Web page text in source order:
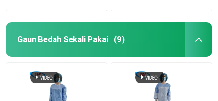
Gaun Bedah Sekali Pakai (9)